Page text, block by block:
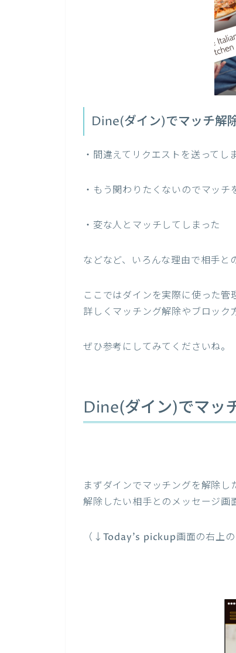
Dine(ダイン)でマッチ解
・間違えてリクエストを送ってし
・もう関わりたくないのでマッチ
・変な人とマッチしてしまった
などなど、いろんな理由で相手と
ここではダインを実際に使った管
詳しくマッチング解除やブロック
ぜひ参考にしてみてくださいね。
Dine(ダイン)でマッ
まずダインでマッチングを解除し
解除したい相手とのメッセージ画
（↓Today’s pickup画面の右上の